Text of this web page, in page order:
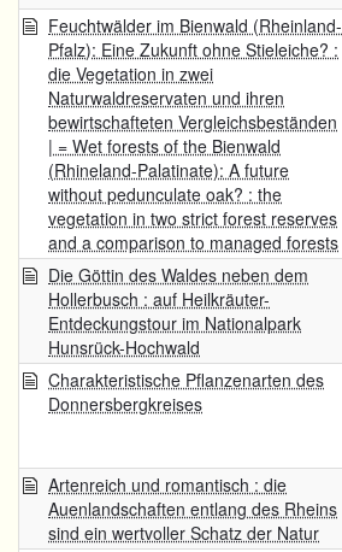
Feuchtwälder im Bienwald (Rheinland-
Pfalz): Eine Zukunft ohne Stieleiche? :
die Vegetation in zwei
Naturwaldreservaten und ihren
bewirtschafteten Vergleichsbeständen
| = Wet forests of the Bienwald
(Rhineland-Palatinate): A future
without pedunculate oak? : the
vegetation in two strict forest reserves
and a comparison to managed forests
Die Göttin des Waldes neben dem
Hollerbusch : auf Heilkräuter-
Entdeckungstour im Nationalpark
Hunsrück-Hochwald
Charakteristische Pflanzenarten des
Donnersbergkreises
Artenreich und romantisch : die
Auenlandschaften entlang des Rheins
sind ein wertvoller Schatz der Natur